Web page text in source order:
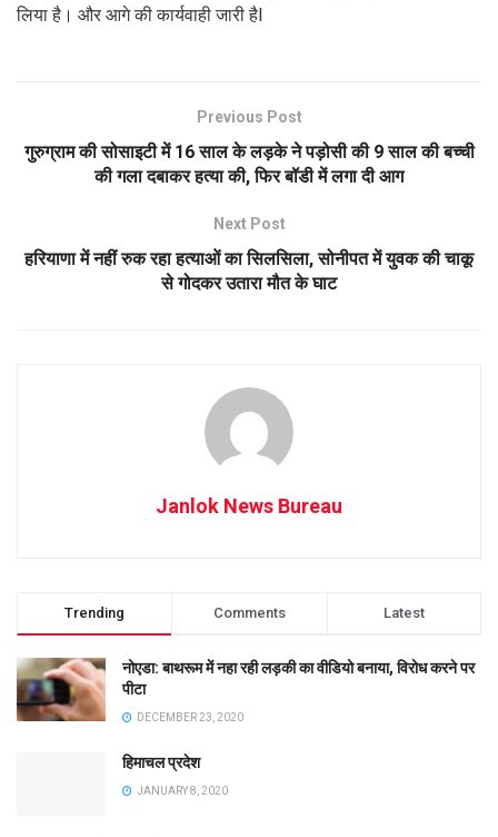
लिया है। और आगे की कार्यवाही जारी हैI
Previous Post
गुरुग्राम की सोसाइटी में 16 साल के लड़के ने पड़ोसी की 9 साल की बच्ची
की गला दबाकर हत्या की, फिर बॉडी में लगा दी आग
Next Post
हरियाणा में नहीं रुक रहा हत्याओं का सिलसिला, सोनीपत में युवक की चाकू
से गोदकर उतारा मौत के घाट
Janlok News Bureau
Trending Comments Latest
नोएडा: बाथरूम में नहा रही लड़की का वीडियो बनाया, विरोध करने पर
पीटा
DECEMBER 23, 2020
हिमाचल प्रदेश
JANUARY 8, 2020